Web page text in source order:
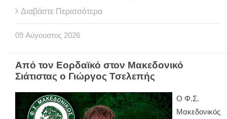
Διαβάστε Περισσότερα
09 Αύγουστος 2026
Από τον Εορδαϊκό στον Μακεδονικό
Σιάτιστας ο Γιώργος Τσελεπής
Ο Φ.Σ.
Μακεδονικός